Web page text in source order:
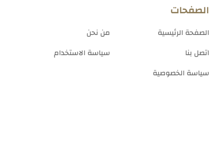
الصفحات
الصفحة الرئيسية
من نحن
اتصل بنا
سياسة الاستخدام
سياسة الخصوصية